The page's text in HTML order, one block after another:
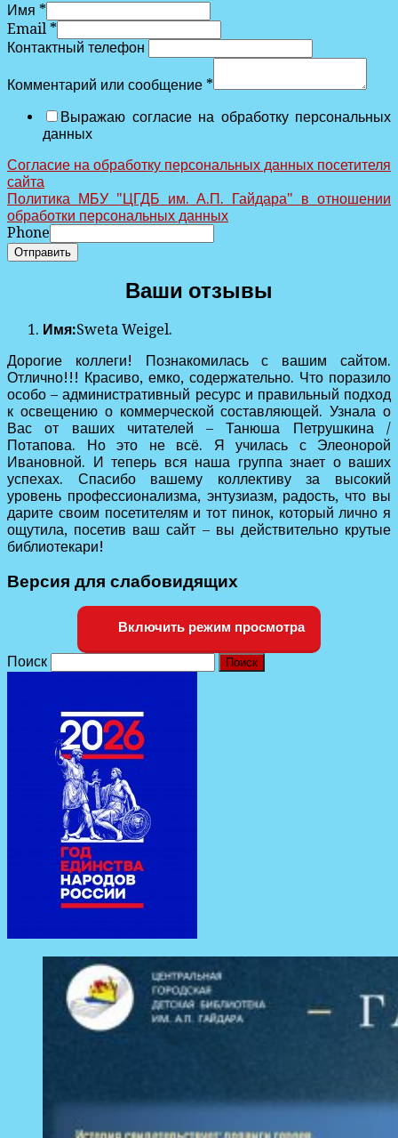
Имя *
Email *
Контактный телефон
Комментарий или сообщение *
Выражаю согласие на обработку персональных
данных
Согласие на обработку персональных данных посетителя
сайта
Политика МБУ "ЦГДБ им. А.П. Гайдара" в отношении
обработки персональных данных
Phone
Отправить
Ваши отзывы
Имя:Sweta Weigel.
Дорогие коллеги! Познакомилась с вашим сайтом.
Отлично!!! Красиво, емко, содержательно. Что поразило
особо – административный ресурс и правильный подход
к освещению о коммерческой составляющей. Узнала о
Вас от ваших читателей – Танюша Петрушкина /
Потапова. Но это не всё. Я училась с Элеонорой
Ивановной. И теперь вся наша группа знает о ваших
успехах. Спасибо вашему коллективу за высокий
уровень профессионализма, энтузиазм, радость, что вы
дарите своим посетителям и тот пинок, который лично я
ощутила, посетив ваш сайт – вы действительно крутые
библиотекари!
Версия для слабовидящих
Включить режим просмотра
Поиск